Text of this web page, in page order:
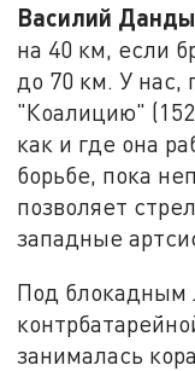
Василий
на 40 км, если
до 70 км. У нас,
"Коалицию"
как и где она
борьбе, пока
позволяет
западные
Под блокадным
занималась